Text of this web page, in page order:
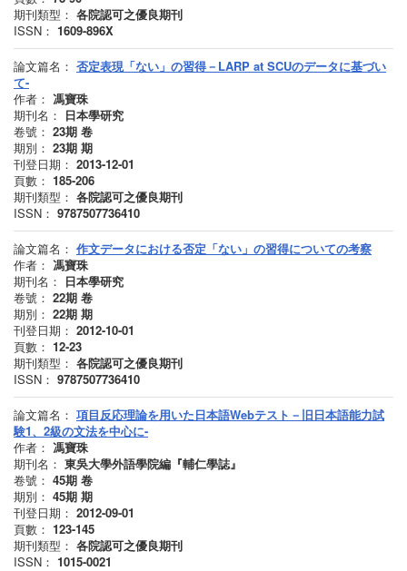
期刊類型： 各院認可之優良期刊
ISSN： 1609-896X
論文篇名： 否定表現「ない」の習得－LARP at SCUのデータに基づい
て-
作者： 馮寶珠
期刊名： 日本學研究
卷號： 23期 卷
期別： 23期 期
刊登日期： 2013-12-01
頁數： 185-206
期刊類型： 各院認可之優良期刊
ISSN： 9787507736410
論文篇名： 作文データにおける否定「ない」の習得についての考察
作者： 馮寶珠
期刊名： 日本學研究
卷號： 22期 卷
期別： 22期 期
刊登日期： 2012-10-01
頁數： 12-23
期刊類型： 各院認可之優良期刊
ISSN： 9787507736410
論文篇名： 項目反応理論を用いた日本語Webテスト－旧日本語能力試
験1、2級の文法を中心に-
作者： 馮寶珠
期刊名： 東吳大學外語學院編『輔仁學誌』
卷號： 45期 卷
期別： 45期 期
刊登日期： 2012-09-01
頁數： 123-145
期刊類型： 各院認可之優良期刊
ISSN： 1015-0021